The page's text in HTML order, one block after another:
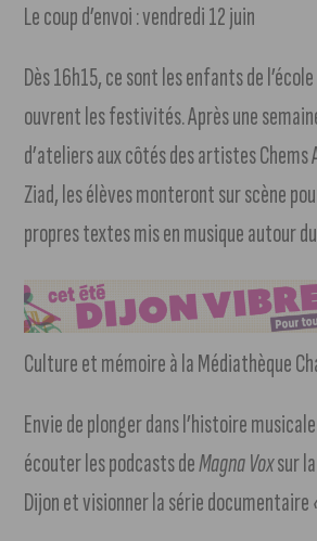
Le coup d’envoi : vendredi 12 juin
Dès 16h15, ce sont les enfants de
ouvrent les festivités. Après une
d’ateliers aux côtés des artistes
Ziad, les élèves monteront sur scène
propres textes mis en musique autour
Culture et mémoire à la Médiathèque
Envie de plonger dans l’histoire
écouter les podcasts deMagna Voxsur
Dijon et visionner la série documentaire